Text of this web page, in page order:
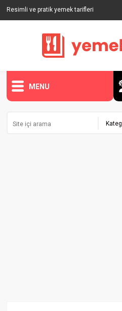
Resimli ve pratik yemek tarifleri
MENU